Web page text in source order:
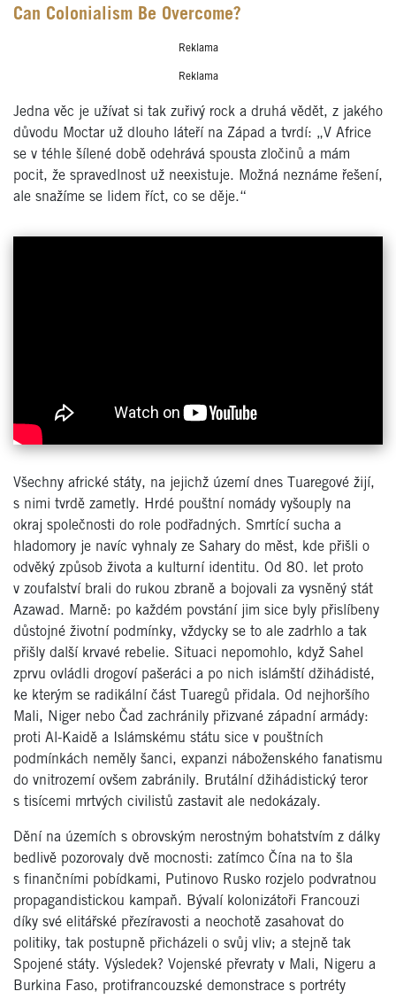
Can Colonialism Be Overcome?
Reklama
Reklama
Jedna věc je užívat si tak zuřivý rock a druhá vědět, z jakého
důvodu Moctar už dlouho láteří na Západ a tvrdí: „V Africe
se v téhle šílené době odehrává spousta zločinů a mám
pocit, že spravedlnost už neexistuje. Možná neznáme řešení,
ale snažíme se lidem říct, co se děje.“
Všechny africké státy, na jejichž území dnes Tuaregové žijí,
s nimi tvrdě zametly. Hrdé pouštní nomády vyšouply na
okraj společnosti do role podřadných. Smrtící sucha a
hladomory je navíc vyhnaly ze Sahary do měst, kde přišli o
odvěký způsob života a kulturní identitu. Od 80. let proto
v zoufalství brali do rukou zbraně a bojovali za vysněný stát
Azawad. Marně: po každém povstání jim sice byly přislíbeny
důstojné životní podmínky, vždycky se to ale zadrhlo a tak
přišly další krvavé rebelie. Situaci nepomohlo, když Sahel
zprvu ovládli drogoví pašeráci a po nich islámští džihádisté,
ke kterým se radikální část Tuaregů přidala. Od nejhoršího
Mali, Niger nebo Čad zachránily přizvané západní armády:
proti Al-Kaidě a Islámskému státu sice v pouštních
podmínkách neměly šanci, expanzi náboženského fanatismu
do vnitrozemí ovšem zabránily. Brutální džihádistický teror
s tisícemi mrtvých civilistů zastavit ale nedokázaly.
Dění na územích s obrovským nerostným bohatstvím z dálky
bedlivě pozorovaly dvě mocnosti: zatímco Čína na to šla
s finančními pobídkami, Putinovo Rusko rozjelo podvratnou
propagandistickou kampaň. Bývalí kolonizátoři Francouzi
díky své elitářské přezíravosti a neochotě zasahovat do
politiky, tak postupně přicházeli o svůj vliv; a stejně tak
Spojené státy. Výsledek? Vojenské převraty v Mali, Nigeru a
Burkina Faso, protifrancouzské demonstrace s portréty